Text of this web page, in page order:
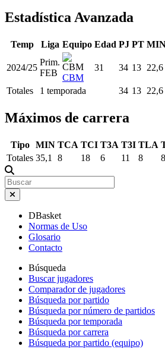
Estadística Avanzada
Temp Liga Equipo Edad PJ PT
2024/25
Prim.
FEB CBM
31 34 13 22,6
Totales 1 temporada 34 13 22,6
Máximos de carrera
Tipo MIN TCA TCI T3A T3I TLA
Totales 35,1 8 18 6 11 8 8
DBasket
Normas de Uso
Glosario
Contacto
Búsqueda
Buscar jugadores
Comparador de jugadores
Búsqueda por partido
Búsqueda por número de partidos
Búsqueda por temporada
Búsqueda por carrera
Búsqueda por partido (equipo)